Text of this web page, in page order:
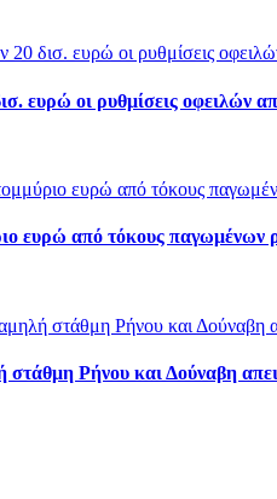
ευρώ οι ρυθμίσεις οφειλών
ευρώ από τόκους παγωμένων
Ρήνου και Δούναβη